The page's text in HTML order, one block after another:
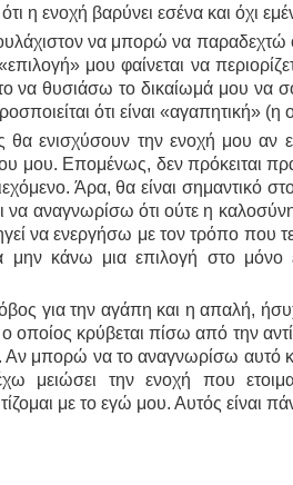
η ενοχή βαρύνει εσένα και όχι
να μπορώ να παραδεχτώ
μου φαίνεται να
να θυσιάσω το δικαίωμά μου να
ότι είναι «αγαπητική» (η
θα ενισχύσουν την ενοχή μου
μου. Επομένως, δεν πρόκειται
Άρα, θα είναι σημαντικό στο
να αναγνωρίσω ότι ούτε η
να ενεργήσω με τον τρόπο που
μην κάνω μια επιλογή στο μόνο
για την αγάπη και η απαλή,
οποίος κρύβεται πίσω από την
μπορώ να το αναγνωρίσω αυτό
έχω μειώσει την ενοχή που
με το εγώ μου. Αυτός είναι